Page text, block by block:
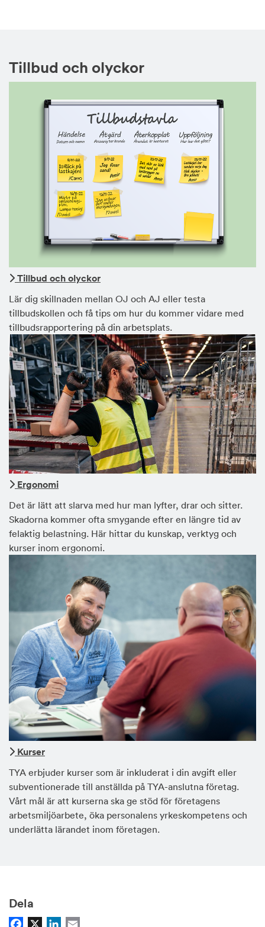
Tillbud och olyckor
Tillbud och olyckor
Lär dig skillnaden mellan OJ och AJ eller testa
tillbudskollen och få tips om hur du kommer vidare med
tillbudsrapportering på din arbetsplats.
Ergonomi
Det är lätt att slarva med hur man lyfter, drar och sitter.
Skadorna kommer ofta smygande efter en längre tid av
felaktig belastning. Här hittar du kunskap, verktyg och
kurser inom ergonomi.
Kurser
TYA erbjuder kurser som är inkluderat i din avgift eller
subventionerade till anställda på TYA-anslutna företag.
Vårt mål är att kurserna ska ge stöd för företagens
arbetsmiljöarbete, öka personalens yrkeskompetens och
underlätta lärandet inom företagen.
Dela
Facebook LinkedIn